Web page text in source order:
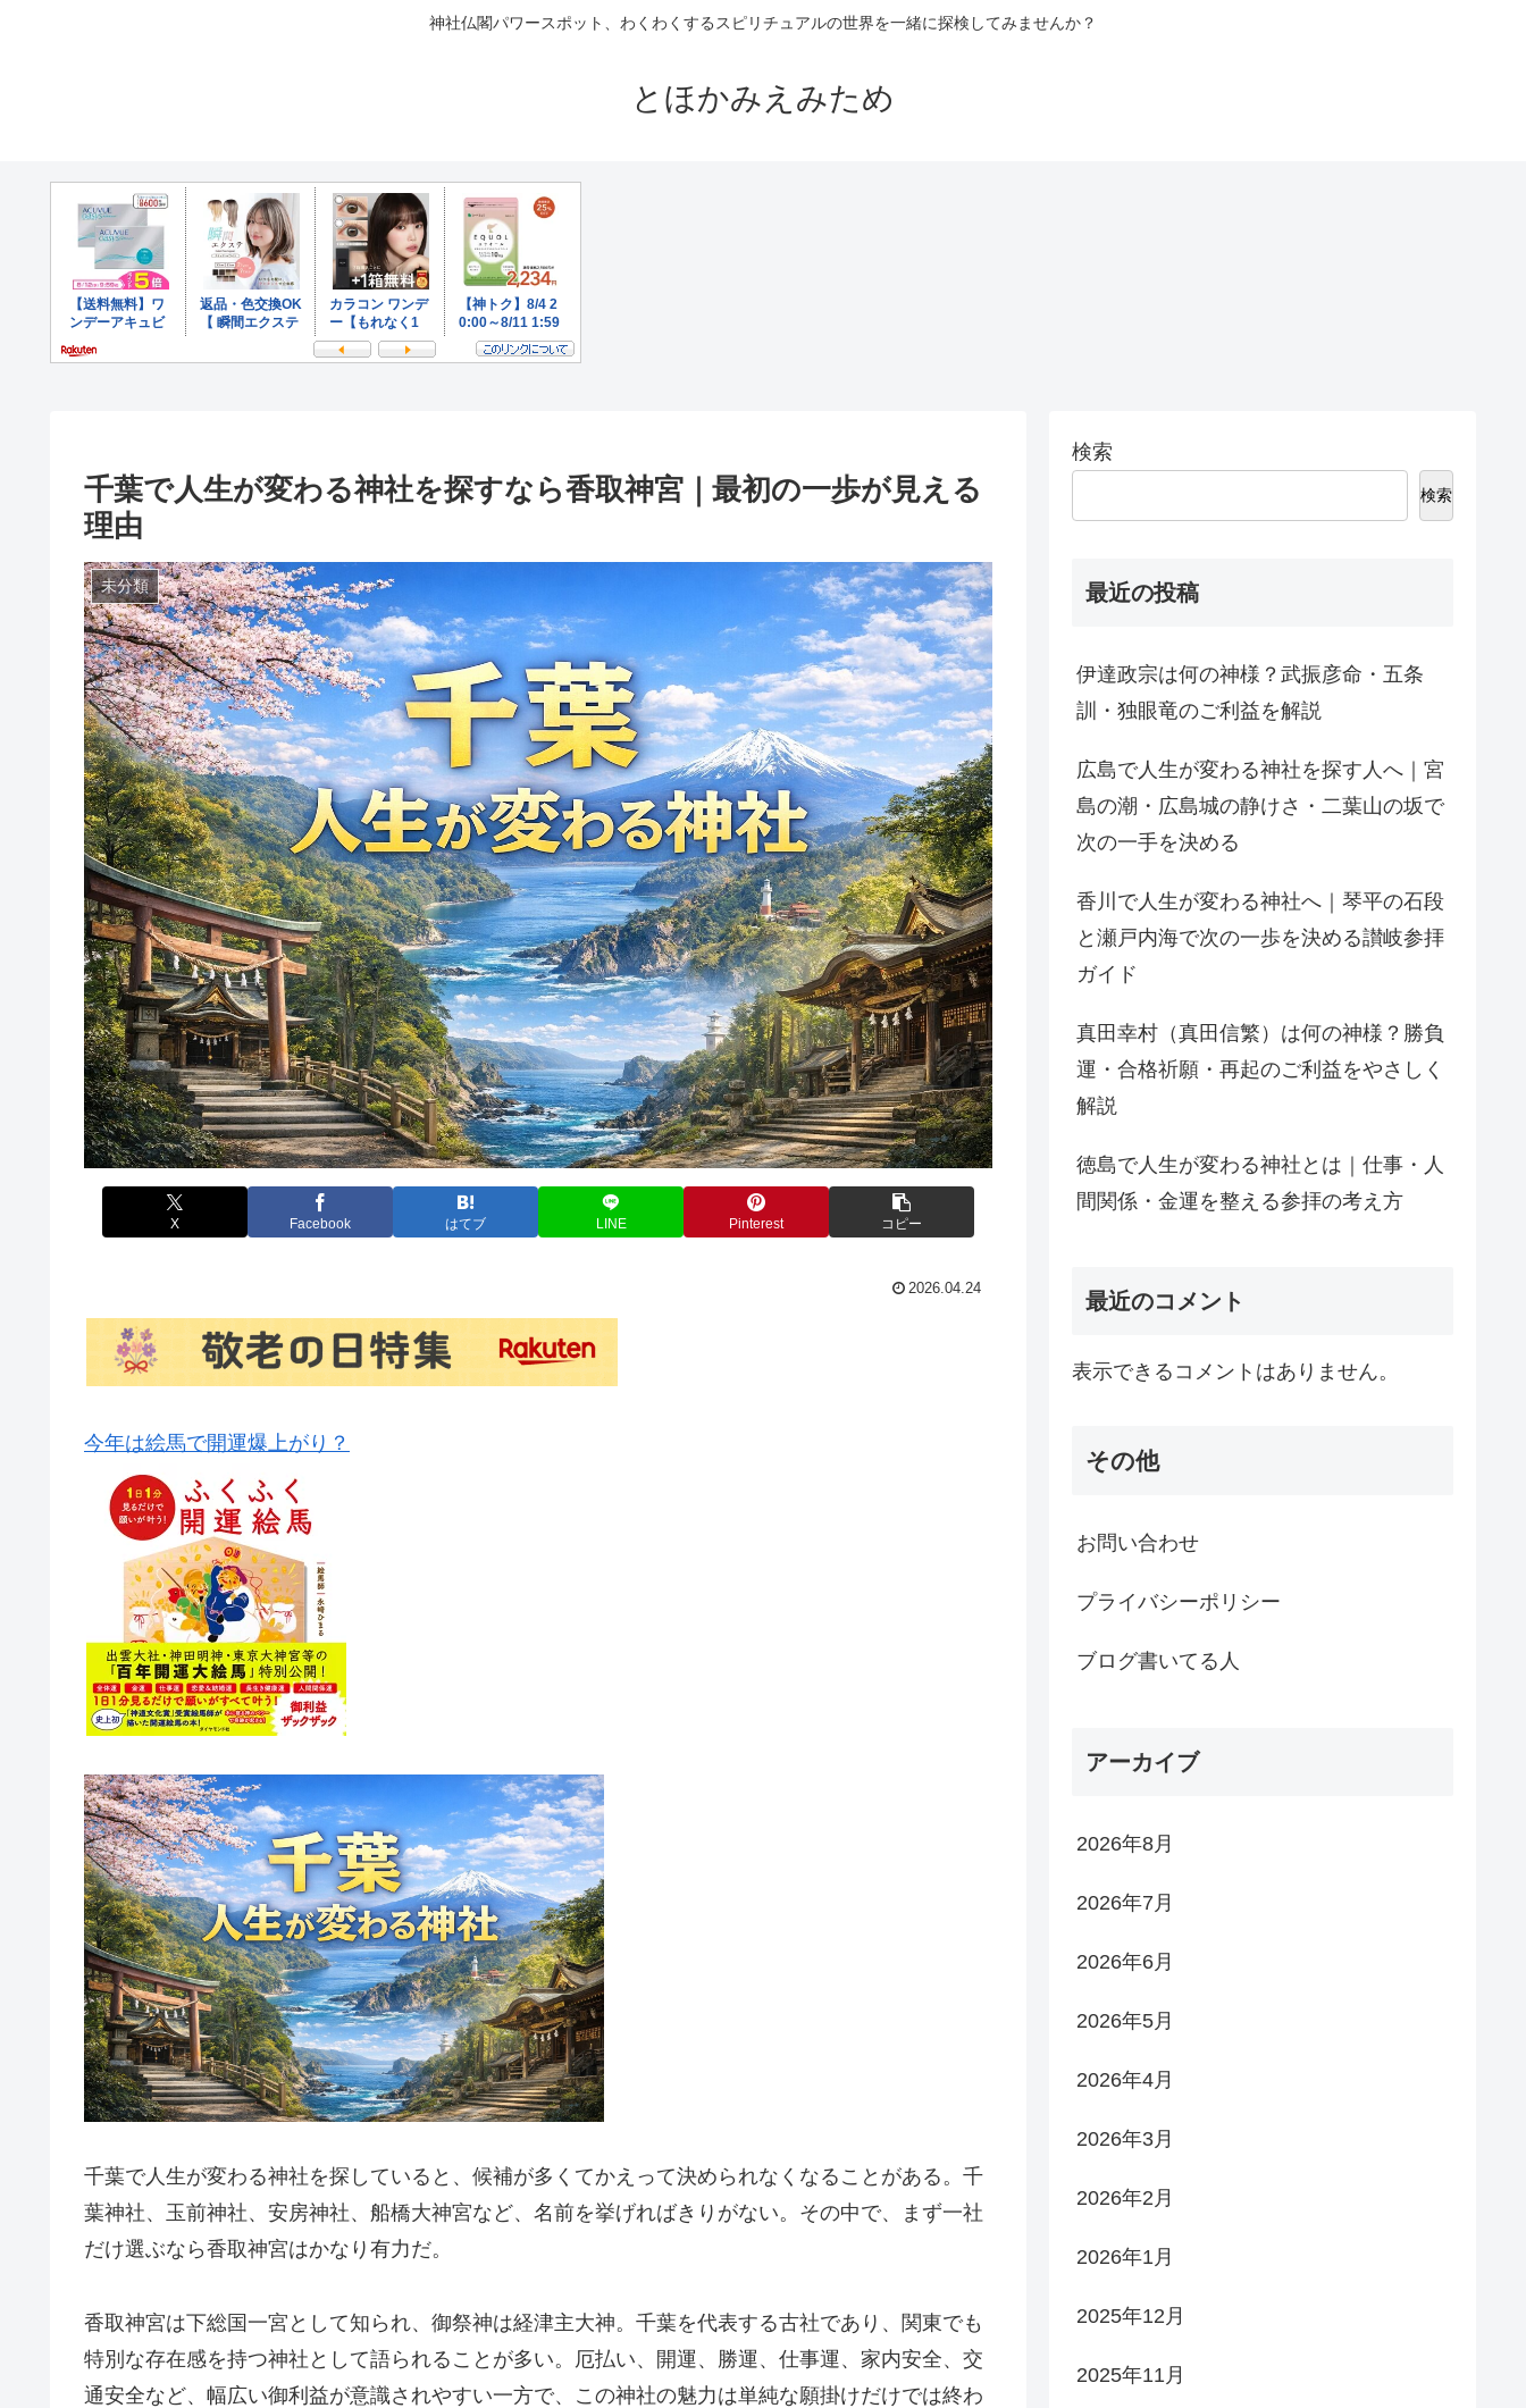
神社仏閣パワースポット、わくわくするスピリチュアルの世界を一緒に探検してみませんか？
とほかみえみため
千葉で人生が変わる神社を探すなら香取神宮｜最初の一歩が見える
理由
未分類
X Facebook はてブ LINE Pinterest コピー
2026.04.24
今年は絵馬で開運爆上がり？
千葉で人生が変わる神社を探していると、候補が多くてかえって決められなくなることがある。千
葉神社、玉前神社、安房神社、船橋大神宮など、名前を挙げればきりがない。その中で、まず一社
だけ選ぶなら香取神宮はかなり有力だ。
香取神宮は下総国一宮として知られ、御祭神は経津主大神。千葉を代表する古社であり、関東でも
特別な存在感を持つ神社として語られることが多い。厄払い、開運、勝運、仕事運、家内安全、交
通安全など、幅広い御利益が意識されやすい一方で、この神社の魅力は単純な願掛けだけでは終わ
検索
検索
最近の投稿
伊達政宗は何の神様？武振彦命・五条
訓・独眼竜のご利益を解説
広島で人生が変わる神社を探す人へ｜宮
島の潮・広島城の静けさ・二葉山の坂で
次の一手を決める
香川で人生が変わる神社へ｜琴平の石段
と瀬戸内海で次の一歩を決める讃岐参拝
ガイド
真田幸村（真田信繁）は何の神様？勝負
運・合格祈願・再起のご利益をやさしく
解説
徳島で人生が変わる神社とは｜仕事・人
間関係・金運を整える参拝の考え方
最近のコメント
表示できるコメントはありません。
その他
お問い合わせ
プライバシーポリシー
ブログ書いてる人
アーカイブ
2026年8月
2026年7月
2026年6月
2026年5月
2026年4月
2026年3月
2026年2月
2026年1月
2025年12月
2025年11月